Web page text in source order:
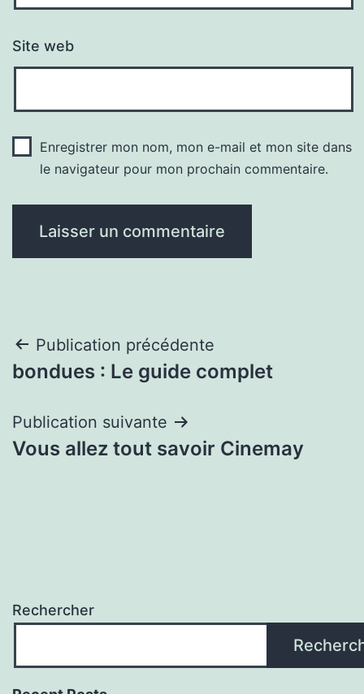
Site web
Enregistrer mon nom, mon e-mail et mon site dans
le navigateur pour mon prochain commentaire.
Navigation
de
l’article
Publication précédente
bondues : Le guide complet
Publication suivante
Vous allez tout savoir Cinemay
Rechercher